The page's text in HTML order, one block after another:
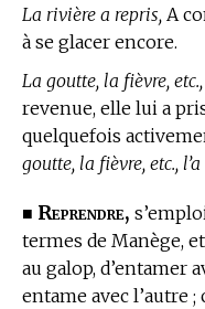
La rivière a repris, A
à se glacer encore.
La goutte, la fièvre,
revenue, elle lui a
quelquefois
goutte, la fièvre, etc.,
■ Reprendre,
termes de Manège,
au galop, d’entamer
entame avec l’autre ;